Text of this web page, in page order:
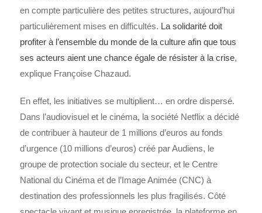
en compte particulière des petites structures, aujourd’hui
particulièrement mises en difficultés. La solidarité doit
profiter à l’ensemble du monde de la culture afin que tous
ses acteurs aient une chance égale de résister à la crise,
explique Françoise Chazaud.
En effet, les initiatives se multiplient… en ordre dispersé.
Dans l’audiovisuel et le cinéma, la société Netflix a décidé
de contribuer à hauteur de 1 millions d’euros au fonds
d’urgence (10 millions d’euros) créé par Audiens, le
groupe de protection sociale du secteur, et le Centre
National du Cinéma et de l’Image Animée (CNC) à
destination des professionnels les plus fragilisés. Côté